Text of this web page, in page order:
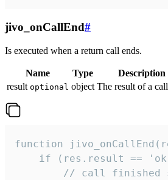
jivo_onCallEnd#
Is executed when a return call ends.
Name Type
Description
result optional object The result of a
function
if (res.result ==
// call finished